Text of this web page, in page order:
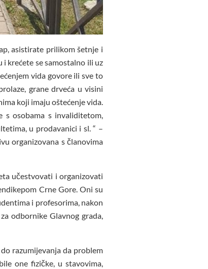
asistirate prilikom šetnje i
krećete se samostalno ili uz
vida govore ili sve to
grane drveća u visini
koji imaju oštećenje vida.
s osobama s invaliditetom,
u prodavanici i sl. “ –
organizovana s članovima
učestvovati i organizovati
Crne Gore. Oni su
i profesorima, nakon
odbornike Glavnog grada,
razumijevanja da problem
one fizičke, u stavovima,